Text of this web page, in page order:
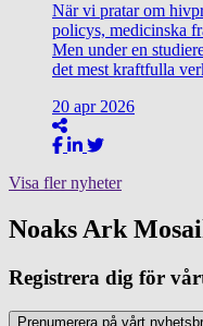
När vi pratar om
policys, medicinska
Men under en
det mest kraftfulla
20 apr 2026
Visa fler nyheter
Noaks Ark
Registrera dig för
Prenumerera på vårt